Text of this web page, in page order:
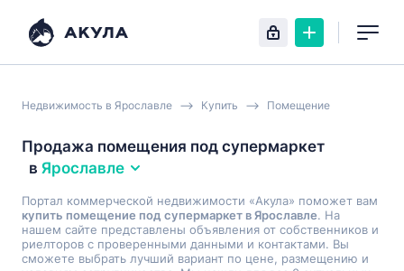
Недвижимость в Ярославле Купить Помещение
Продажа помещения под супермаркет
в Ярославле
Портал коммерческой недвижимости «Акула» поможет вам
купить помещение под супермаркет в Ярославле. На
нашем сайте представлены объявления от собственников и
риелторов с проверенными данными и контактами. Вы
сможете выбрать лучший вариант по цене, размещению и